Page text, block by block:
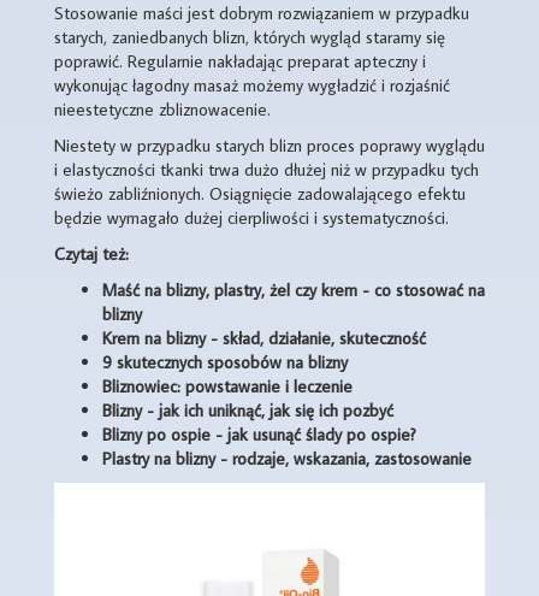
Stosowanie maści jest dobrym rozwiązaniem w przypadku
starych, zaniedbanych blizn, których wygląd staramy się
poprawić. Regularnie nakładając preparat apteczny i
wykonując łagodny masaż możemy wygładzić i rozjaśnić
nieestetyczne zbliznowacenie.
Niestety w przypadku starych blizn proces poprawy wyglądu
i elastyczności tkanki trwa dużo dłużej niż w przypadku tych
świeżo zabliźnionych. Osiągnięcie zadowalającego efektu
będzie wymagało dużej cierpliwości i systematyczności.
Czytaj też:
Maść na blizny, plastry, żel czy krem - co stosować na
blizny
Krem na blizny - skład, działanie, skuteczność
9 skutecznych sposobów na blizny
Bliznowiec: powstawanie i leczenie
Blizny - jak ich uniknąć, jak się ich pozbyć
Blizny po ospie - jak usunąć ślady po ospie?
Plastry na blizny - rodzaje, wskazania, zastosowanie